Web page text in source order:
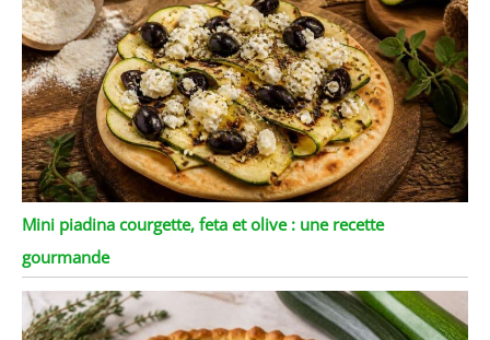
Mini piadina courgette, feta et olive : une recette
gourmande